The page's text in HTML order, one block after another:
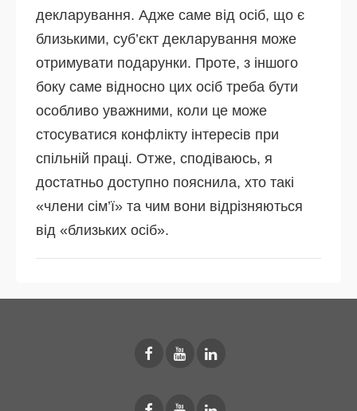
декларування. Адже саме від осіб, що є
близькими, суб’єкт декларування може
отримувати подарунки. Проте, з іншого
боку саме відносно цих осіб треба бути
особливо уважними, коли це може
стосуватися конфлікту інтересів при
спільній праці. Отже, сподіваюсь, я
достатньо доступно пояснила, хто такі
«члени сім’ї» та чим вони відрізняються
від «близьких осіб».